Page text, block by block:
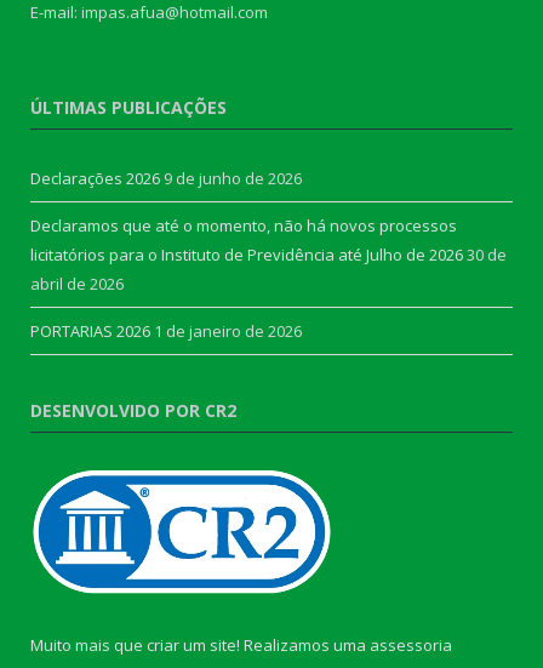
E-mail: impas.afua@hotmail.com
ÚLTIMAS PUBLICAÇÕES
Declarações 2026 9 de junho de 2026
Declaramos que até o momento, não há novos processos
licitatórios para o Instituto de Previdência até Julho de 202630 de
abril de 2026
PORTARIAS 2026 1 de janeiro de 2026
DESENVOLVIDO POR CR2
Muito mais que criar um site! Realizamos uma assessoria